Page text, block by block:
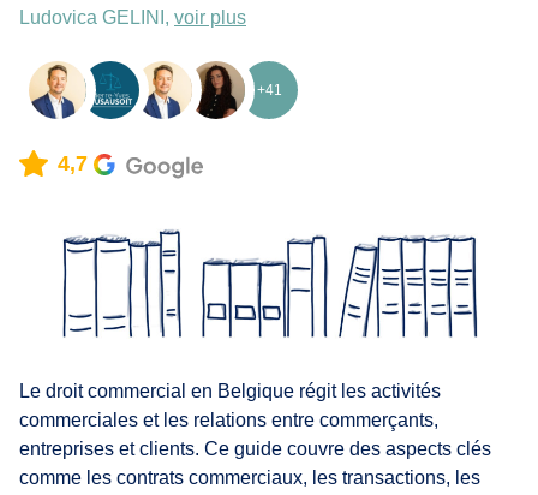
Ludovica GELINI, voir plus
+41
4,7
Le droit commercial en Belgique régit les activités
commerciales et les relations entre commerçants,
entreprises et clients. Ce guide couvre des aspects clés
comme les contrats commerciaux, les transactions, les